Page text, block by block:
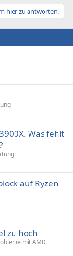
hier zu antworten.
Was fehlt
auf Ryzen
zu hoch
mit AMD